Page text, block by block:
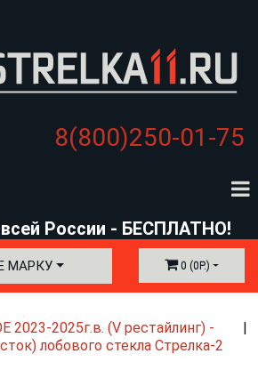
8(800)250-01-75
России - БЕСПЛАТНО!
МАРКУ 0 (0Р.)
2023-2025г.в. (V рестайлинг) -
лобового стекла Стрелка-2